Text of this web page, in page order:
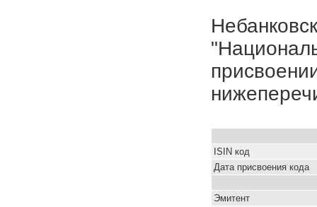
ISIN код
Дата присвоения кода
Эмитент